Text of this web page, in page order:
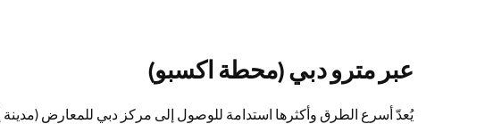
عبر مترو دبي (محطة اكسبو)
يُعدّ أسرع الطرق وأكثرها استدامة للوصول إلى مركز دبي للمعارض (مدينة